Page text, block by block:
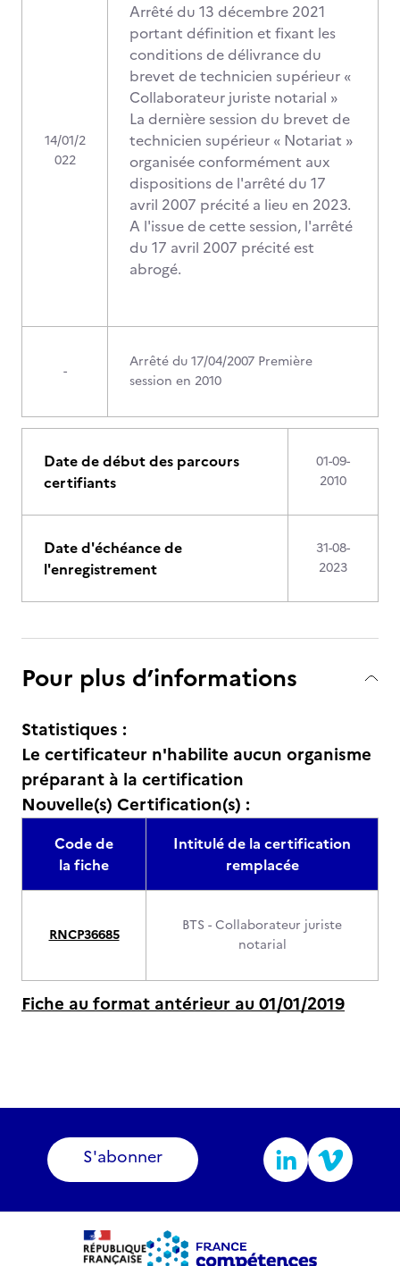
14/01/2
022
Arrêté du 13 décembre 2021
portant définition et fixant les
conditions de délivrance du
brevet de technicien supérieur «
Collaborateur juriste notarial »
La dernière session du brevet de
technicien supérieur « Notariat »
organisée conformément aux
dispositions de l'arrêté du 17
avril 2007 précité a lieu en 2023.
A l'issue de cette session, l'arrêté
du 17 avril 2007 précité est
abrogé.
-
Arrêté du 17/04/2007 Première
session en 2010
Date de début des parcours
certifiants
01-09-
2010
Date d'échéance de
l'enregistrement
31-08-
2023
Pour plus d’informations
Statistiques :
Le certificateur n'habilite aucun organisme
préparant à la certification
Nouvelle(s) Certification(s) :
Code de
la fiche
Intitulé de la certification
remplacée
RNCP36685
BTS - Collaborateur juriste
notarial
Fiche au format antérieur au 01/01/2019
S'abonner